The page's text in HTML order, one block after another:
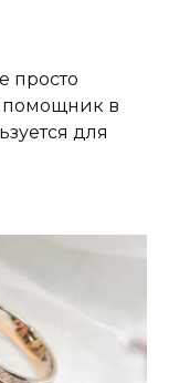
просто
помощник в
для